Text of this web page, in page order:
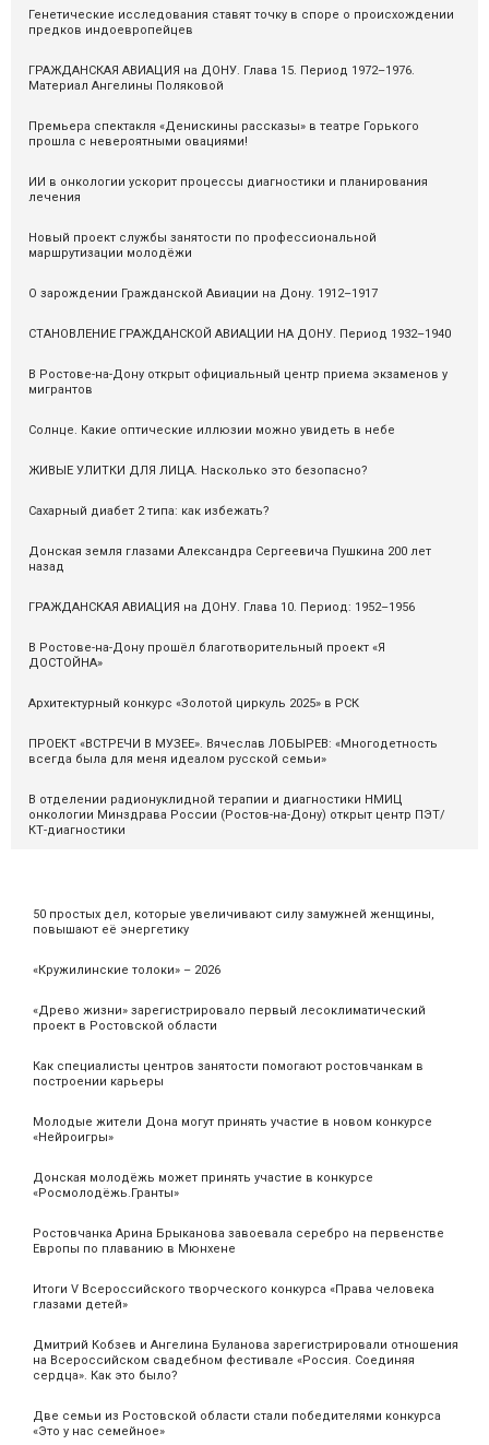
50 простых дел, которые увеличивают силу замужней женщины,
повышают её энергетику
«Кружилинские толоки» – 2026
«Древо жизни» зарегистрировало первый лесоклиматический
проект в Ростовской области
Как специалисты центров занятости помогают ростовчанкам в
построении карьеры
Молодые жители Дона могут принять участие в новом конкурсе
«Нейроигры»
Донская молодёжь может принять участие в конкурсе
«Росмолодёжь.Гранты»
Ростовчанка Арина Брыканова завоевала серебро на первенстве
Европы по плаванию в Мюнхене
Итоги V Всероссийского творческого конкурса «Права человека
глазами детей»
Дмитрий Кобзев и Ангелина Буланова зарегистрировали отношения
на Всероссийском свадебном фестивале «Россия. Соединяя
сердца». Как это было?
Две семьи из Ростовской области стали победителями конкурса
«Это у нас семейное»
Генетические исследования ставят точку в споре о происхождении
предков индоевропейцев
ГРАЖДАНСКАЯ АВИАЦИЯ на ДОНУ. Глава 15. Период 1972–1976.
Материал Ангелины Поляковой
Премьера спектакля «Денискины рассказы» в театре Горького
прошла с невероятными овациями!
ИИ в онкологии ускорит процессы диагностики и планирования
лечения
Новый проект службы занятости по профессиональной
маршрутизации молодёжи
О зарождении Гражданской Авиации на Дону. 1912–1917
СТАНОВЛЕНИЕ ГРАЖДАНСКОЙ АВИАЦИИ НА ДОНУ. Период 1932–1940
В Ростове-на-Дону открыт официальный центр приема экзаменов у
мигрантов
Солнце. Какие оптические иллюзии можно увидеть в небе
ЖИВЫЕ УЛИТКИ ДЛЯ ЛИЦА. Насколько это безопасно?
Сахарный диабет 2 типа: как избежать?
Донская земля глазами Александра Сергеевича Пушкина 200 лет
назад
ГРАЖДАНСКАЯ АВИАЦИЯ на ДОНУ. Глава 10. Период: 1952–1956
В Ростове-на-Дону прошёл благотворительный проект «Я
ДОСТОЙНА»
Архитектурный конкурс «Золотой циркуль 2025» в РСК
ПРОЕКТ «ВСТРЕЧИ В МУЗЕЕ». Вячеслав ЛОБЫРЕВ: «Многодетность
всегда была для меня идеалом русской семьи»
В отделении радионуклидной терапии и диагностики НМИЦ
онкологии Минздрава России (Ростов-на-Дону) открыт центр ПЭТ/
КТ-диагностики